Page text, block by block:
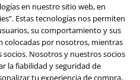
en nuestro sitio web, en
Estas tecnologías nos permiten
su comportamiento y sus
colocadas por nosotros, mientras
Nosotros y nuestros socios
la fiabilidad y seguridad de
tu experiencia de compra,